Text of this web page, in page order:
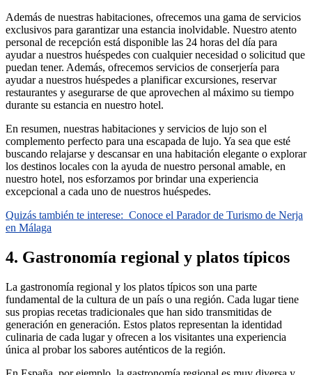
Además de nuestras habitaciones, ofrecemos una gama de servicios
exclusivos para garantizar una estancia inolvidable. Nuestro atento
personal de recepción está disponible las 24 horas del día para
ayudar a nuestros huéspedes con cualquier necesidad o solicitud que
puedan tener. Además, ofrecemos servicios de conserjería para
ayudar a nuestros huéspedes a planificar excursiones, reservar
restaurantes y asegurarse de que aprovechen al máximo su tiempo
durante su estancia en nuestro hotel.
En resumen, nuestras habitaciones y servicios de lujo son el
complemento perfecto para una escapada de lujo. Ya sea que esté
buscando relajarse y descansar en una habitación elegante o explorar
los destinos locales con la ayuda de nuestro personal amable, en
nuestro hotel, nos esforzamos por brindar una experiencia
excepcional a cada uno de nuestros huéspedes.
Quizás también te interese: Conoce el Parador de Turismo de Nerja
en Málaga
4. Gastronomía regional y platos típicos
La gastronomía regional y los platos típicos son una parte
fundamental de la cultura de un país o una región. Cada lugar tiene
sus propias recetas tradicionales que han sido transmitidas de
generación en generación. Estos platos representan la identidad
culinaria de cada lugar y ofrecen a los visitantes una experiencia
única al probar los sabores auténticos de la región.